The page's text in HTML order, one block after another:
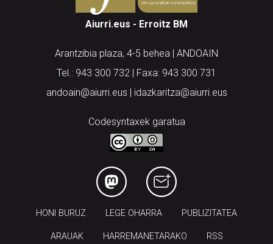
Aiurri.eus - Erroitz BM
Arantzibia plaza, 4-5 behea | ANDOAIN
Tel.: 943 300 732 | Faxa: 943 300 731
andoain@aiurri.eus | idazkaritza@aiurri.eus
Codesyntaxek garatua
HONI BURUZ LEGE OHARRA PUBLIZITATEA
ARAUAK HARREMANETARAKO RSS